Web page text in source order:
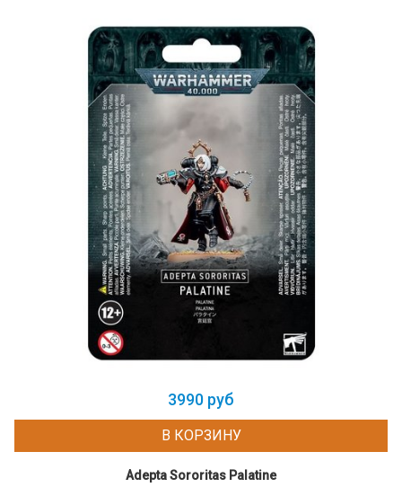
3990 руб
В КОРЗИНУ
Adepta Sororitas Palatine